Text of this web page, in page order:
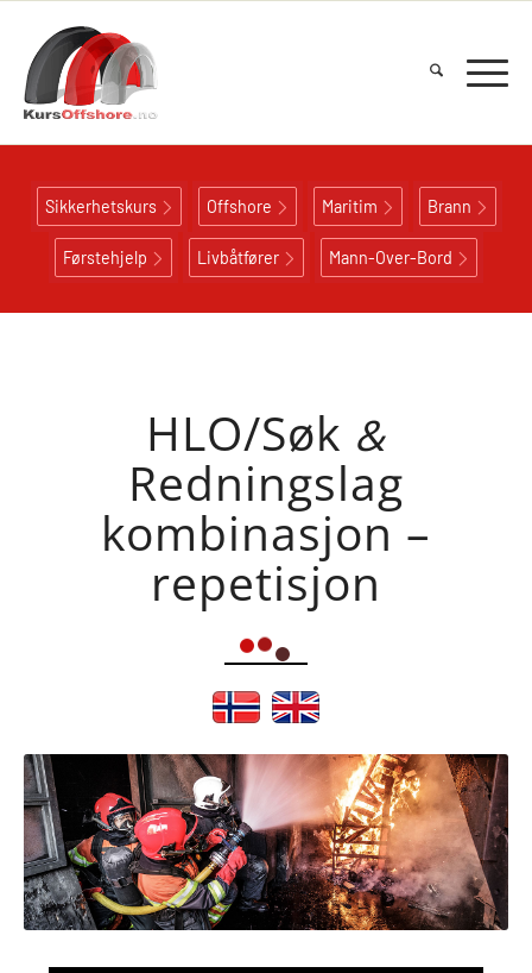
Sikkerhetskurs Offshore Maritim Brann
Førstehjelp Livbåtfører Mann-Over-Bord
HLO/Søk &
Redningslag
kombinasjon –
repetisjon